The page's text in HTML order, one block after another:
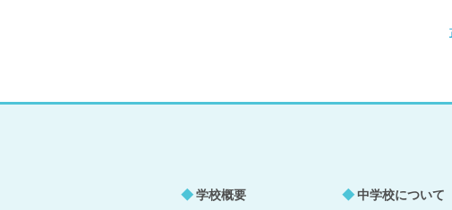
学校概要 中学校について